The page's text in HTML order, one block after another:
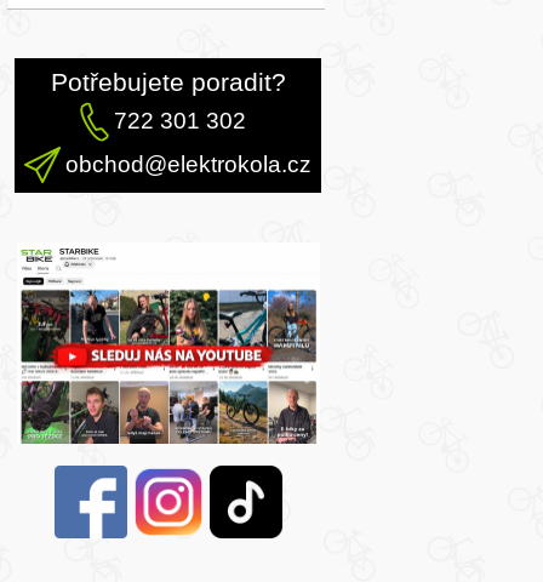
Potřebujete poradit?
722 301 302
obchod@elektrokola.cz